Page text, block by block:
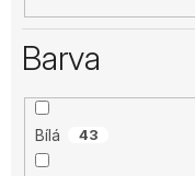
Barva
Bílá 43